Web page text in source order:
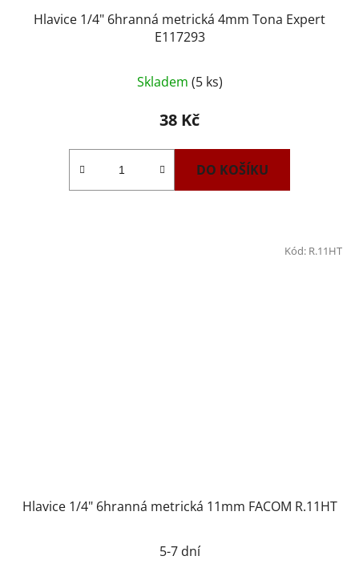
Hlavice 1/4" 6hranná metrická 4mm Tona Expert
E117293
Skladem (5 ks)
38 Kč
DO KOŠÍKU
Hlavice 1/4" 6hranná metrická 11mm FACOM R.11HT
5-7 dní
Kód: R.11HT